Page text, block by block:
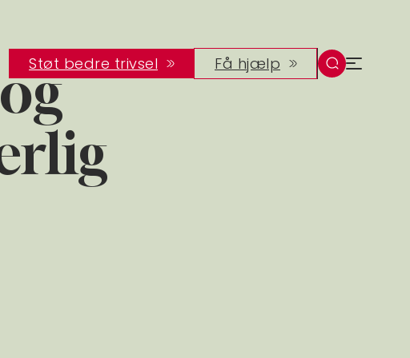
Støt bedre trivsel Få hjælp